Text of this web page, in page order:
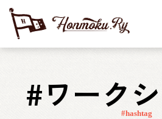
#ワーク#hashtag